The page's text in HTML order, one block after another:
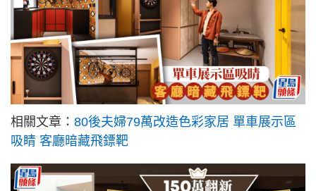
相關文章： 80後夫婦79萬改造色彩家居 單車展示區
吸睛 客廳暗藏飛鏢靶